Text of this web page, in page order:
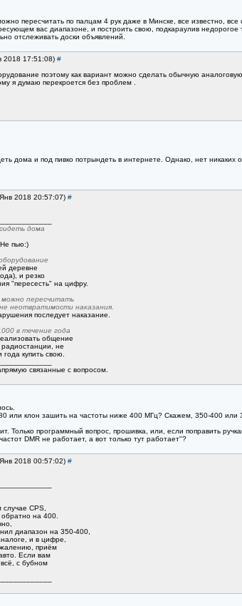
пересчитать по палцам 4 рук даже в Минске, все известно, все
вас диапазоне, и построить свою, подкараулив
отслеживать доски объявлений.
2018 17:51:08) #
поэтому как вариант можно сделать обычную
я думаю перекроется без проблем .
дома и под пивко потрындеть в интернете. Однако, нет
2018 20:57:07) #
дома
пью:)
деревне
и резко
"пересесть" на цифру.
пересчитать
неотвратимости наказания.
последует наказание.
в течение года
общение
радиостанции, не
купить свою.
связанные с вопросом.
или клон зашить на частоты ниже 400 МГц? Скажем, 350-400 или
Только программный вопрос, прошивка, или, если поправить
DMR не работает, а вот только тут работает"?
2018 00:57:02) #
CPS,
на 400.
диапазон на 350-400,
и в цифре,
приём
Если вам
с бубном